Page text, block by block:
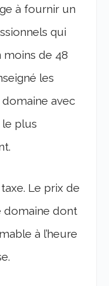
à fournir un
qui
moins de 48
les
avec
le plus
Le prix de
domaine dont
à l’heure